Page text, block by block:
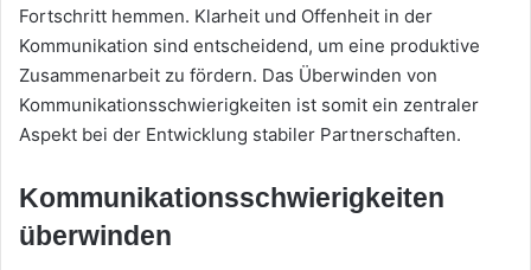
Fortschritt hemmen. Klarheit und Offenheit in der
Kommunikation sind entscheidend, um eine produktive
Zusammenarbeit zu fördern. Das Überwinden von
Kommunikationsschwierigkeiten ist somit ein zentraler
Aspekt bei der Entwicklung stabiler Partnerschaften.
Kommunikationsschwierigkeiten
überwinden